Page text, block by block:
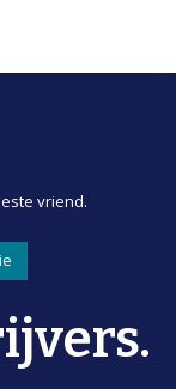
vriend.